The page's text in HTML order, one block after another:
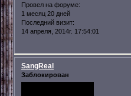
Провел на форуме:
1 месяц 20 дней
Последний визит:
14 апреля, 2014г. 17:54:01
SangReal
Заблокирован